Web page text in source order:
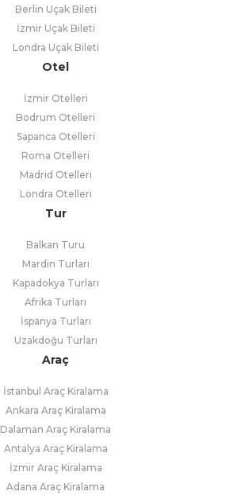
Berlin Uçak Bileti
İzmir Uçak Bileti
Londra Uçak Bileti
Otel
İzmir Otelleri
Bodrum Otelleri
Sapanca Otelleri
Roma Otelleri
Madrid Otelleri
Londra Otelleri
Tur
Balkan Turu
Mardin Turları
Kapadokya Turları
Afrika Turları
İspanya Turları
Uzakdoğu Turları
Araç
İstanbul Araç Kiralama
Ankara Araç Kiralama
Dalaman Araç Kiralama
Antalya Araç Kiralama
İzmir Araç Kiralama
Adana Araç Kiralama